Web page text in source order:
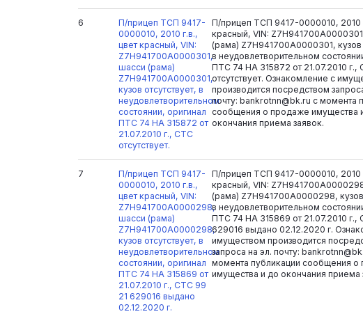
6
П/прицеп ТСП 9417-
0000010, 2010 г.в.,
цвет красный, VIN:
Z7H941700A0000301,
шасси (рама)
Z7H941700A0000301,
кузов отсутствует, в
неудовлетворительном
состоянии, оригинал
ПТС 74 НА 315872 от
21.07.2010 г., СТС
отсутствует.
П/прицеп ТСП 9417-0000010, 2010
красный, VIN:
(рама) Z7H941700A0000301, кузов
в неудовлетворительном
ПТС 74 НА 315872 от 21.07.2010 г.,
отсутствует. Ознакомление с
производится посредством
почту: bankrotnn@bk.ru с момента
сообщения о продаже имущества
окончания приема заявок.
7
П/прицеп ТСП 9417-
0000010, 2010 г.в.,
цвет красный, VIN:
Z7H941700A0000298,
шасси (рама)
Z7H941700A0000298,
кузов отсутствует, в
неудовлетворительном
состоянии, оригинал
ПТС 74 НА 315869 от
21.07.2010 г., СТС 99
21 629016 выдано
02.12.2020 г.
П/прицеп ТСП 9417-0000010, 2010
красный, VIN:
(рама) Z7H941700A0000298, кузов
в неудовлетворительном
ПТС 74 НА 315869 от 21.07.2010 г.,
629016 выдано 02.12.2020 г.
имуществом производится
запроса на эл. почту:
момента публикации сообщения о
имущества и до окончания приема